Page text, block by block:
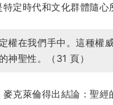
特定時代和文化群體隨
權在我們手中。這種權
神聖性。（31 頁）
麥克萊倫得出結論：聖